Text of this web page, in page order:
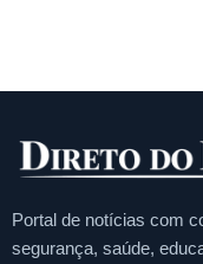
Portal de notícias com
segurança, saúde,